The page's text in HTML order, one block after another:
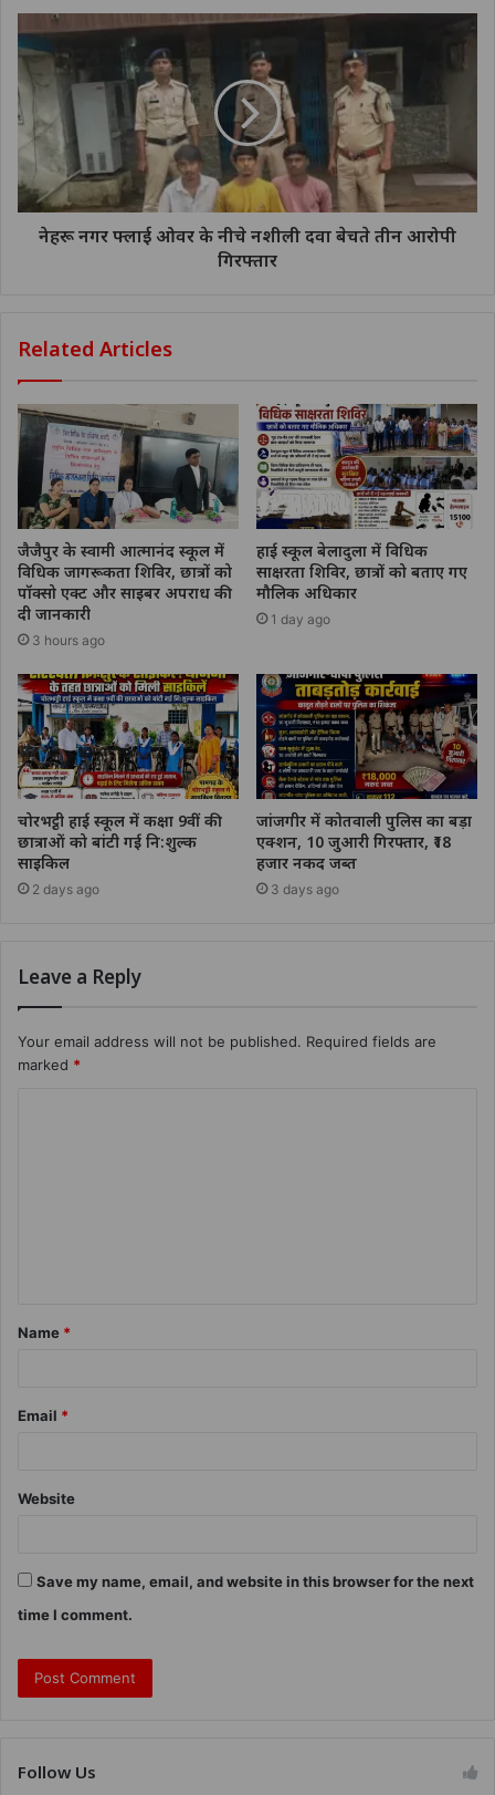
नेहरू नगर फ्लाई ओवर के नीचे नशीली दवा बेचते तीन आरोपी
गिरफ्तार
Related Articles
जैजैपुर के स्वामी आत्मानंद स्कूल में
विधिक जागरूकता शिविर, छात्रों को
पॉक्सो एक्ट और साइबर अपराध की
दी जानकारी
3 hours ago
हाई स्कूल बेलादुला में विधिक
साक्षरता शिविर, छात्रों को बताए गए
मौलिक अधिकार
1 day ago
चोरभट्ठी हाई स्कूल में कक्षा 9वीं की
छात्राओं को बांटी गई नि:शुल्क
साइकिल
2 days ago
जांजगीर में कोतवाली पुलिस का बड़ा
एक्शन, 10 जुआरी गिरफ्तार, ₹18
हजार नकद जब्त
3 days ago
Leave a Reply
Your email address will not be published. Required fields are
marked *
Name *
Email *
Website
Save my name, email, and website in this browser for the next
time I comment.
Follow Us